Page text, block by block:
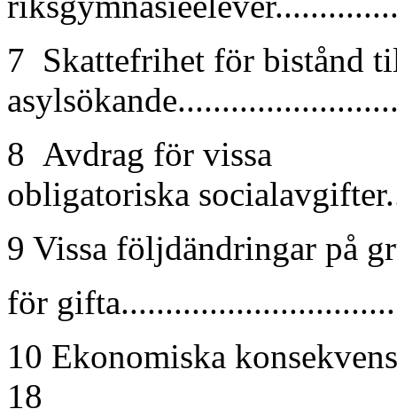
7 Skattefrihet för bistånd
8 Avdrag för vissa
obligatoriska
9 Vissa följdändringar på
för
10 Ekonomiska
18